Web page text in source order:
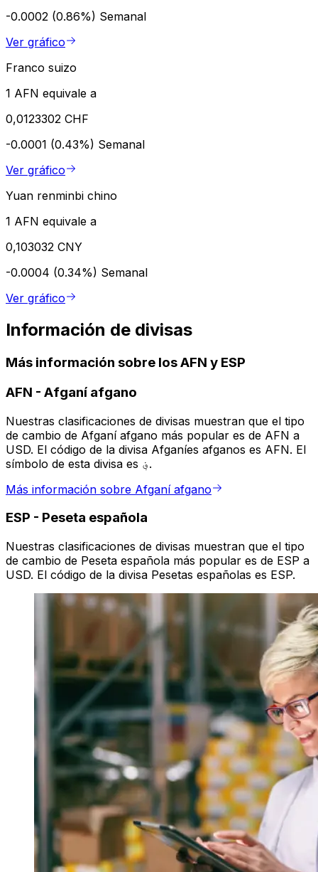
-0.0002 (0.86%) Semanal
Ver gráfico
Franco suizo
1 AFN equivale a
0,0123302 CHF
-0.0001 (0.43%) Semanal
Ver gráfico
Yuan renminbi chino
1 AFN equivale a
0,103032 CNY
-0.0004 (0.34%) Semanal
Ver gráfico
Información de divisas
Más información sobre los AFN y ESP
AFN - Afganí afgano
Nuestras clasificaciones de divisas muestran que el tipo
de cambio de Afganí afgano más popular es de AFN a
USD. El código de la divisa Afganíes afganos es AFN. El
símbolo de esta divisa es ؋.
Más información sobre Afganí afgano
ESP - Peseta española
Nuestras clasificaciones de divisas muestran que el tipo
de cambio de Peseta española más popular es de ESP a
USD. El código de la divisa Pesetas españolas es ESP.